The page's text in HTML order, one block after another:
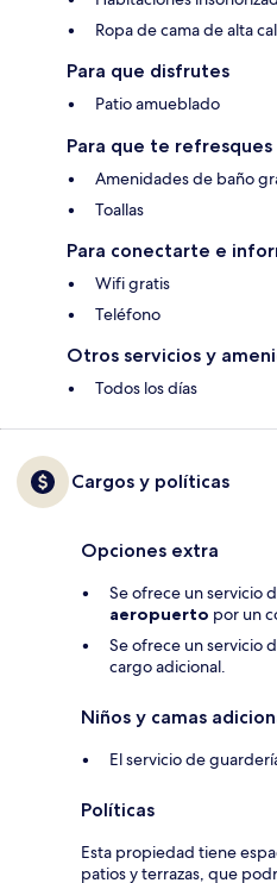
Ropa de cama de alta
Para que disfrutes
Patio amueblado
Para que te refresques
Amenidades de baño
Toallas
Para conectarte e
Wifi gratis
Teléfono
Otros servicios y
Todos los días
Cargos y políticas
Opciones extra
Se ofrece un servicio
aeropuerto por un
Se ofrece un servicio
cargo adicional.
Niños y camas
El servicio de
Políticas
Esta propiedad tiene
patios y terrazas, que